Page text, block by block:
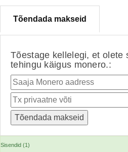
Tõendada makseid
Tõestage kellelegi, et olete
tehingu käigus monero.:
Sisendid (1)